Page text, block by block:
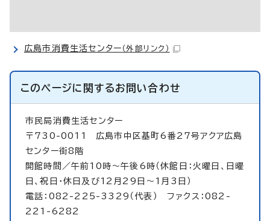
広島市消費生活センター （外部リンク）
このページに関するお問い合わせ
市民局消費生活センター
〒730-0011 広島市中区基町6番27号アクア広島
センター街8階
開館時間／午前10時～午後6時（休館日：火曜日、日曜
日、祝日・休日及び12月29日～1月3日）
電話：082-225-3329（代表） ファクス：082-
221-6282